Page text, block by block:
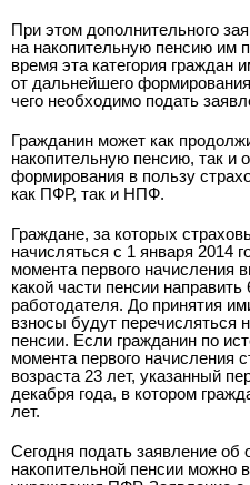
При этом дополнительного
на накопительную пенсию им
время эта категория граждан
от дальнейшего
чего необходимо подать
Гражданин может как
накопительную пенсию, так и
формирования в пользу
как ПФР, так и НПФ.
Граждане, за которых
начисляться с 1 января 2014
момента первого начисления
какой части пенсии
работодателя. До принятия
взносы будут перечисляться
пенсии. Если гражданин по
момента первого начисления
возраста 23 лет, указанный
декабря года, в котором
лет.
Сегодня подать заявление об
накопительной пенсии можно